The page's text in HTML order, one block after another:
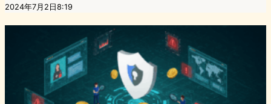
2024年7月2日8:19